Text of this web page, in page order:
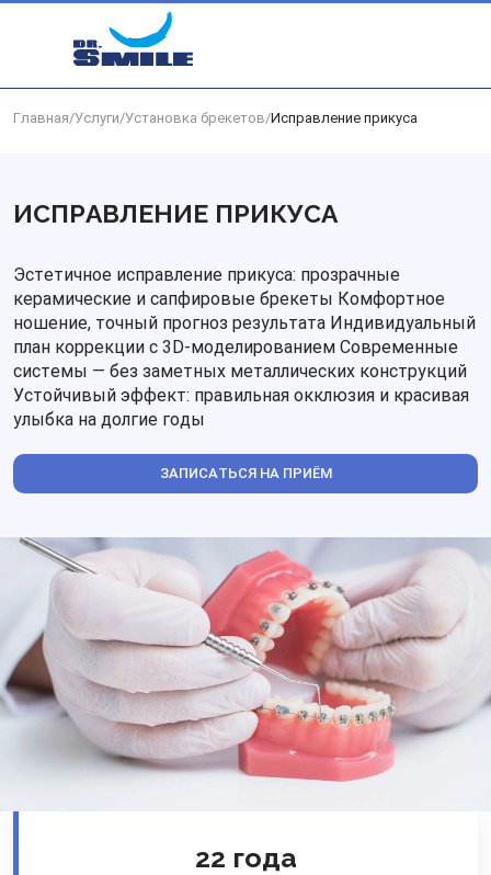
Перейти к основному контенту
Главная/Услуги/Установка брекетов/Исправление прикуса
ИСПРАВЛЕНИЕ ПРИКУСА
Эстетичное исправление прикуса: прозрачные
керамические и сапфировые брекеты Комфортное
ношение, точный прогноз результата Индивидуальный
план коррекции с 3D-моделированием Современные
системы — без заметных металлических конструкций
Устойчивый эффект: правильная окклюзия и красивая
улыбка на долгие годы
ЗАПИСАТЬСЯ НА ПРИЁМ
22 года